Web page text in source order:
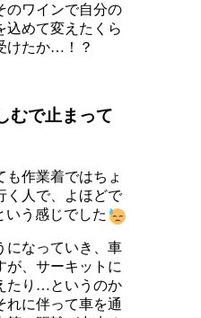
のワインで自分の
込めて変えたくら
けたか…！？
むで止まって
も作業着ではちょ
く人で、よほどで
いう感じでした
になっていき、車
が、サーキットに
たり…というのか
れに伴って車を通